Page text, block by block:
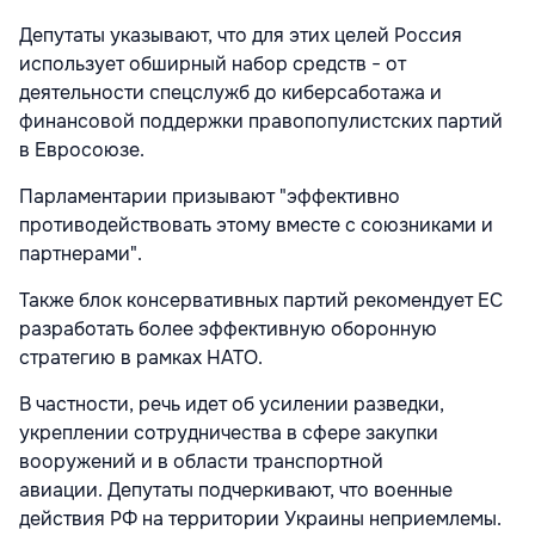
Депутаты указывают, что для этих целей Россия
использует обширный набор средств − от
деятельности спецслужб до киберсаботажа и
финансовой поддержки правопопулистских партий
в Евросоюзе.
Парламентарии призывают "эффективно
противодействовать этому вместе с союзниками и
партнерами".
Также блок консервативных партий рекомендует ЕС
разработать более эффективную оборонную
стратегию в рамках НАТО.
В частности, речь идет об усилении разведки,
укреплении сотрудничества в сфере закупки
вооружений и в области транспортной
авиации. Депутаты подчеркивают, что военные
действия РФ на территории Украины неприемлемы.